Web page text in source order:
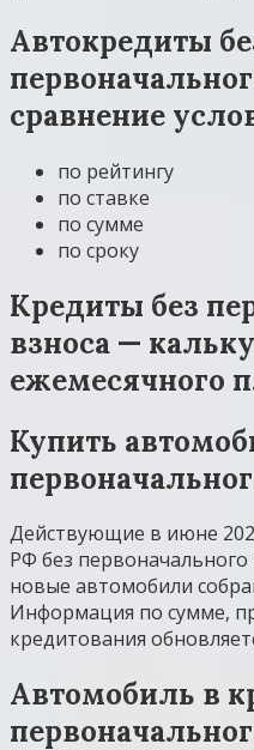
Автокредиты
сравнение
по рейтингу
по ставке
по сумме
по сроку
Кредиты без
взноса —
ежемесячного
Купить
Действующие в июне
РФ без
новые автомобили
Информация по сумме,
кредитования
Автомобиль в